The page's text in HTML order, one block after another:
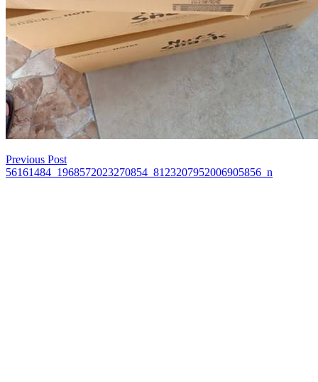
เมนู
Previous Post
56161484_1968572023270854_8123207952006905856_n